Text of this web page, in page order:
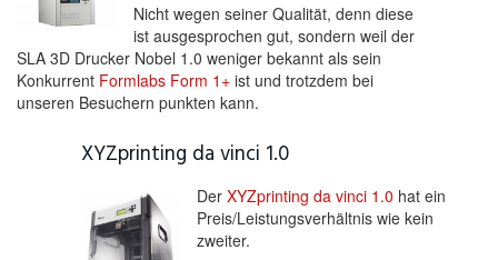
Nicht wegen seiner Qualität, denn diese
ist ausgesprochen gut, sondern weil der
SLA 3D Drucker Nobel 1.0 weniger bekannt als sein
Konkurrent Formlabs Form 1+ ist und trotzdem bei
unseren Besuchern punkten kann.
XYZprinting da vinci 1.0
Der XYZprinting da vinci 1.0 hat ein
Preis/Leistungsverhältnis wie kein
zweiter.